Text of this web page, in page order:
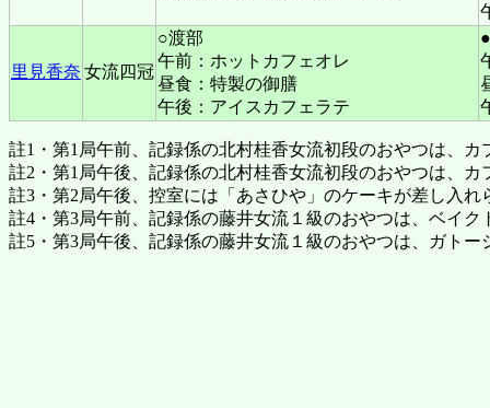
里見香奈 女流四冠
○渡部
午前：ホットカフェオレ
昼食：特製の御膳
午後：アイスカフェラテ
註1・第1局午前、記録係の北村桂香女流初段のおやつは、
註2・第1局午後、記録係の北村桂香女流初段のおやつは、カ
註3・第2局午後、控室には「あさひや」のケーキが差し入れ
註4・第3局午前、記録係の藤井女流１級のおやつは、ベイ
註5・第3局午後、記録係の藤井女流１級のおやつは、ガトー